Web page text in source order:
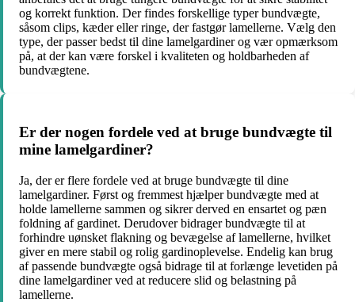
og korrekt funktion. Der findes forskellige typer bundvægte,
såsom clips, kæder eller ringe, der fastgør lamellerne. Vælg den
type, der passer bedst til dine lamelgardiner og vær opmærksom
på, at der kan være forskel i kvaliteten og holdbarheden af
bundvægtene.
Er der nogen fordele ved at bruge bundvægte til
mine lamelgardiner?
Ja, der er flere fordele ved at bruge bundvægte til dine
lamelgardiner. Først og fremmest hjælper bundvægte med at
holde lamellerne sammen og sikrer derved en ensartet og pæn
foldning af gardinet. Derudover bidrager bundvægte til at
forhindre uønsket flakning og bevægelse af lamellerne, hvilket
giver en mere stabil og rolig gardinoplevelse. Endelig kan brug
af passende bundvægte også bidrage til at forlænge levetiden på
dine lamelgardiner ved at reducere slid og belastning på
lamellerne.